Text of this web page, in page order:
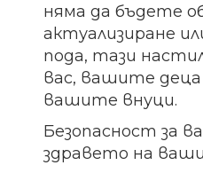
няма да бъдете
актуализиране
пода, тази
вас, вашите
вашите внуци.
Безопасност за
здравето на